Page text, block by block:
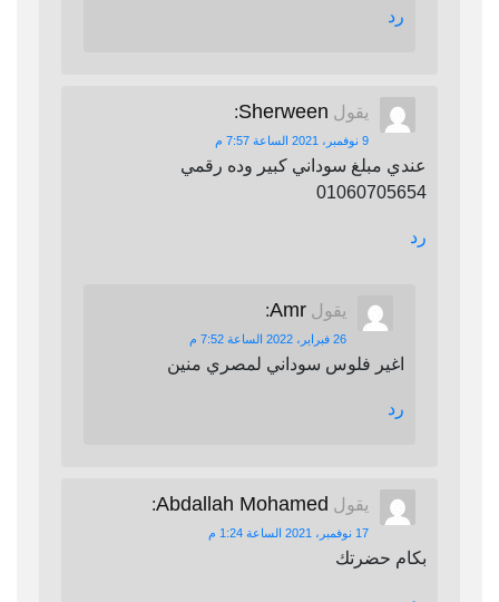
رد
يقول Sherween
:
9 نوفمبر، 2021 الساعة 7:57 م
عندي مبلغ سوداني كبير وده رقمي
01060705654
رد
يقول Amr
:
26 فبراير، 2022 الساعة 7:52 م
اغير فلوس سوداني لمصري منين
رد
يقول Abdallah Mohamed
:
17 نوفمبر، 2021 الساعة 1:24 م
بكام حضرتك